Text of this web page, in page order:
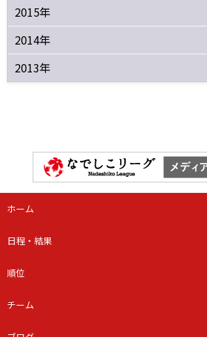
2015年
2014年
2013年
ホーム
日程・結果
順位
チーム